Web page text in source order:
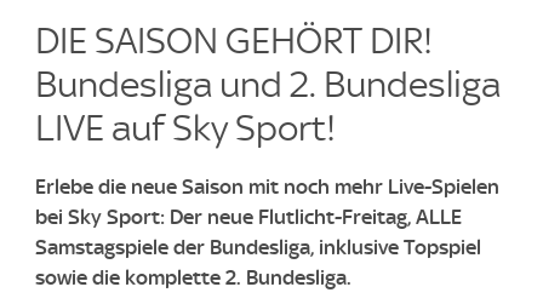
DIE SAISON GEHÖRT DIR!
Bundesliga und 2. Bundesliga
LIVE auf Sky Sport!
Erlebe die neue Saison mit noch mehr Live-Spielen
bei Sky Sport: Der neue Flutlicht-Freitag, ALLE
Samstagspiele der Bundesliga, inklusive Topspiel
sowie die komplette 2. Bundesliga.